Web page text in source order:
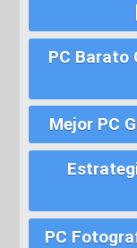
PC Barato
Mejor PC
PC